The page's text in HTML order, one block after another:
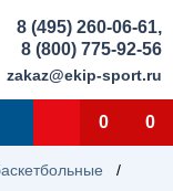
8 (495) 260-06-61,
8 (800) 775-92-56
zakaz@ekip-sport.ru
0 0
/